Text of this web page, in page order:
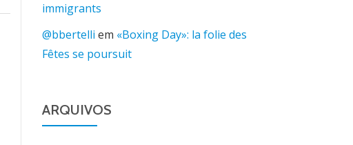
immigrants
@bbertelli em «Boxing Day»: la folie des
Fêtes se poursuit
ARQUIVOS